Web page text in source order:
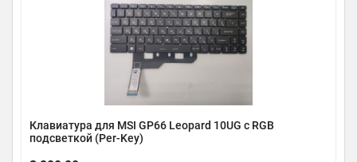
Клавиатура для MSI GP66 Leopard 10UG с RGB
подсветкой (Per-Key)